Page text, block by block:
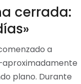
cerrada:
a
plano. Durante